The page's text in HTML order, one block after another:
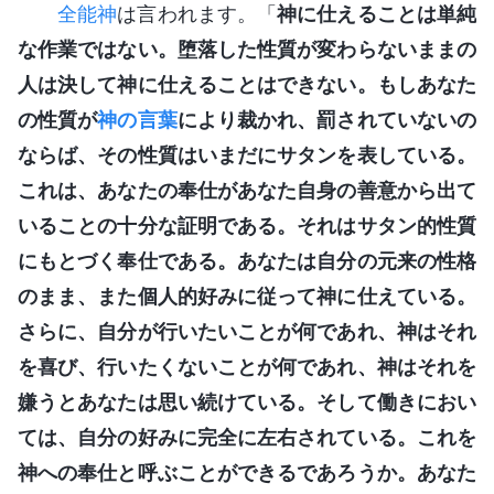
全能神は言われます。「神に仕えることは単純
な作業ではない。堕落した性質が変わらないままの
人は決して神に仕えることはできない。もしあなた
の性質が神の言葉により裁かれ、罰されていないの
ならば、その性質はいまだにサタンを表している。
これは、あなたの奉仕があなた自身の善意から出て
いることの十分な証明である。それはサタン的性質
にもとづく奉仕である。あなたは自分の元来の性格
のまま、また個人的好みに従って神に仕えている。
さらに、自分が行いたいことが何であれ、神はそれ
を喜び、行いたくないことが何であれ、神はそれを
嫌うとあなたは思い続けている。そして働きにおい
ては、自分の好みに完全に左右されている。これを
神への奉仕と呼ぶことができるであろうか。あなた